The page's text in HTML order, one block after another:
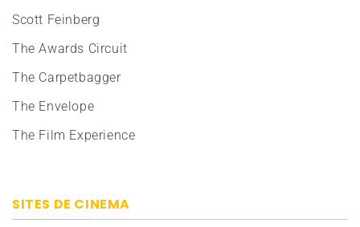
Scott Feinberg
The Awards Circuit
The Carpetbagger
The Envelope
The Film Experience
SITES DE CINEMA